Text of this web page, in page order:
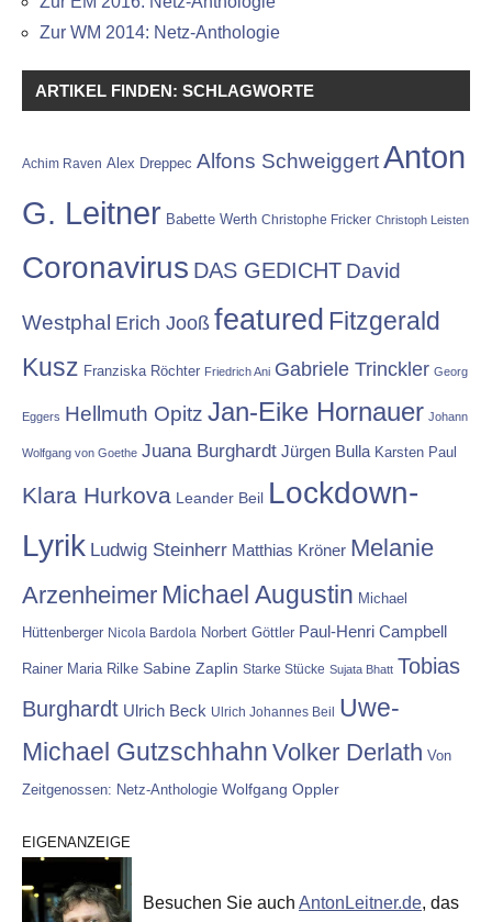
Zur WM 2014: Netz-Anthologie
ARTIKEL FINDEN: SCHLAGWORTE
Achim Raven Alex Dreppec Alfons SchweiggertAnton
G. Leitner Babette Werth Christophe Fricker Christoph Leisten
Coronavirus DAS GEDICHT David
Westphal Erich Jooß featured Fitzgerald
Kusz Franziska Röchter Friedrich Ani Gabriele Trinckler Georg
Eggers Hellmuth Opitz Jan-Eike Hornauer Johann
Wolfgang von Goethe Juana Burghardt Jürgen Bulla Karsten Paul
Klara Hurkova Leander Beil Lockdown-
Lyrik Ludwig Steinherr Matthias Kröner Melanie
Arzenheimer Michael Augustin Michael
Hüttenberger Nicola Bardola Norbert Göttler Paul-Henri Campbell
Rainer Maria Rilke Sabine Zaplin Starke Stücke Sujata Bhatt Tobias
Burghardt Ulrich Beck Ulrich Johannes Beil Uwe-
Michael Gutzschhahn Volker Derlath Von
Zeitgenossen: Netz-Anthologie Wolfgang Oppler
EIGENANZEIGE
Besuchen Sie auch AntonLeitner.de, das